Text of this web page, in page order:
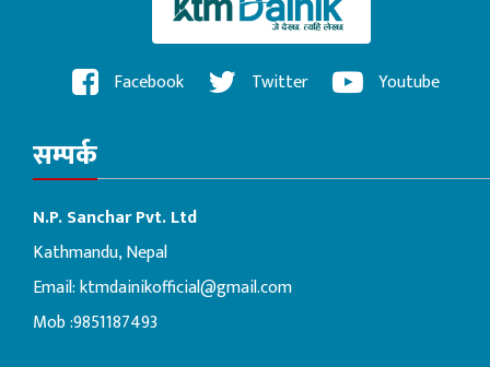
Facebook Twitter Youtube
सम्पर्क
N.P. Sanchar Pvt. Ltd
Kathmandu, Nepal
Email:ktmdainikofficial@gmail.com
Mob :9851187493